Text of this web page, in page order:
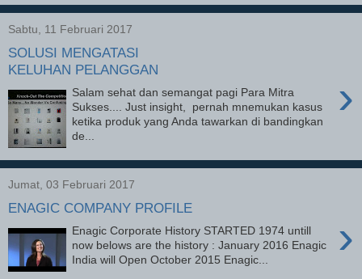
Sabtu, 11 Februari 2017
SOLUSI MENGATASI
KELUHAN PELANGGAN
›
Salam sehat dan semangat pagi Para Mitra
Sukses.... Just insight, pernah mnemukan kasus
ketika produk yang Anda tawarkan di bandingkan
de...
Jumat, 03 Februari 2017
ENAGIC COMPANY PROFILE
›
Enagic Corporate History STARTED 1974 untill
now belows are the history : January 2016 Enagic
India will Open October 2015 Enagic...